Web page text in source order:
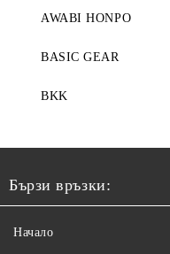
AWABI HONPO
BASIC GEAR
BKK
Бързи връзки:
Начало